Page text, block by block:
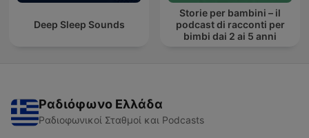
Deep Sleep Sounds
Storie per bambini – il
podcast di racconti per
bimbi dai 2 ai 5 anni
Ραδιόφωνο Ελλάδα
Ραδιοφωνικοί Σταθμοί και Podcasts